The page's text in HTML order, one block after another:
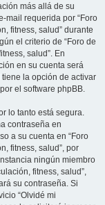
más allá de su
mail requerida por “Foro
fitness, salud” durante
el criterio de “Foro de
salud”. En
en su cuenta será
la opción de activar
el software phpBB.
lo tanto está segura.
contraseña en
a su cuenta en “Foro
fitness, salud”, por
ningún miembro
fitness, salud”,
su contraseña. Si
“Olvidé mi